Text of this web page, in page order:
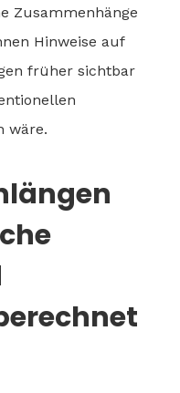
Zusammenhänge
Hinweise auf
früher sichtbar
wäre.